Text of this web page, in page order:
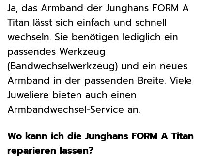
Ja, das Armband der Junghans FORM A
Titan lässt sich einfach und schnell
wechseln. Sie benötigen lediglich ein
passendes Werkzeug
(Bandwechselwerkzeug) und ein neues
Armband in der passenden Breite. Viele
Juweliere bieten auch einen
Armbandwechsel-Service an.
Wo kann ich die Junghans FORM A Titan
reparieren lassen?